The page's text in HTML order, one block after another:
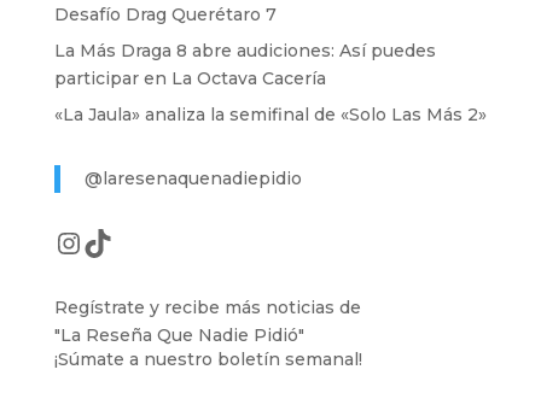
Desafío Drag Querétaro 7
La Más Draga 8 abre audiciones: Así puedes
participar en La Octava Cacería
«La Jaula» analiza la semifinal de «Solo Las Más 2»
@laresenaquenadiepidio
Instagram
TikTok
Regístrate y recibe más noticias de
"La Reseña Que Nadie Pidió"
¡Súmate a nuestro boletín semanal!